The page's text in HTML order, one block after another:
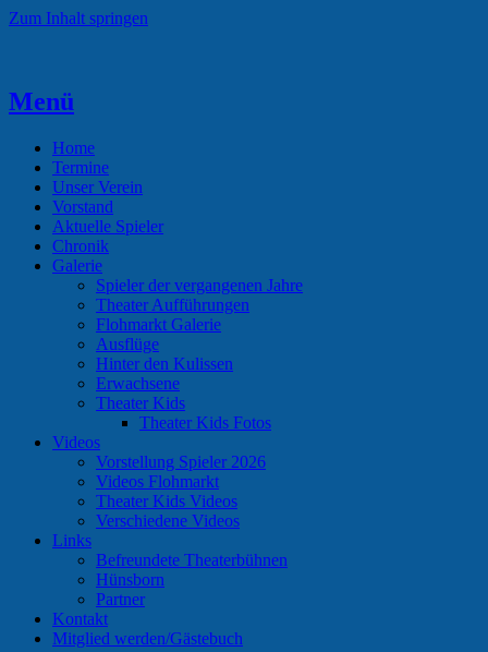
Zum Inhalt springen
Theaterverein Hünsborn
Menü
Home
Termine
Unser Verein
Vorstand
Aktuelle Spieler
Chronik
Galerie
Spieler der vergangenen Jahre
Theater Aufführungen
Flohmarkt Galerie
Ausflüge
Hinter den Kulissen
Erwachsene
Theater Kids
Theater Kids Fotos
Videos
Vorstellung Spieler 2026
Videos Flohmarkt
Theater Kids Videos
Verschiedene Videos
Links
Befreundete Theaterbühnen
Hünsborn
Partner
Kontakt
Mitglied werden/Gästebuch